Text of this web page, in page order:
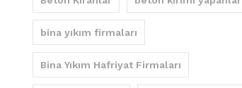
bina yıkım firmaları
Bina Yıkım Hafriyat Firmaları